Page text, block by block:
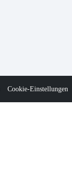
Cookie-Einstellungen